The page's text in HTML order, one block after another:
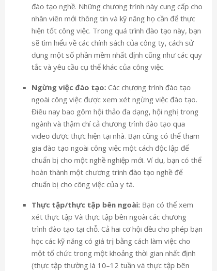
đào tạo nghề. Những chương trình này cung cấp cho
nhân viên mới thông tin và kỹ năng họ cần để thực
hiện tốt công việc. Trong quá trình đào tạo này, bạn
sẽ tìm hiểu về các chính sách của công ty, cách sử
dụng một số phần mềm nhất định cũng như các quy
tắc và yêu cầu cụ thể khác của công việc.
Ngừng việc đào tạo: Các chương trình đào tạo
ngoài công việc được xem xét ngừng việc đào tạo.
Điêu nay bao gôm hội thảo đa dạng, hội nghị trong
ngành và thậm chí cả chương trình đào tạo qua
video được thực hiện tại nhà. Bạn cũng có thể tham
gia đào tạo ngoài công việc một cách độc lập để
chuẩn bị cho một nghề nghiệp mới. Ví dụ, bạn có thể
hoàn thành một chương trình đào tạo nghề để
chuẩn bị cho công việc của y tá.
Thực tập/thực tập bên ngoài: Bạn có thể xem
xét thực tập Và thực tập bên ngoài các chương
trình đào tạo tại chỗ. Cả hai cơ hội đều cho phép bạn
học các kỹ năng có giá trị bằng cách làm việc cho
một tổ chức trong một khoảng thời gian nhất định
(thực tập thường là 10–12 tuần và thực tập bên